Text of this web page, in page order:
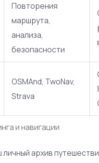
и навигации
Повторения
маршрута,
анализа,
безопасности
OSMAnd, TwoNav,
Strava
личный архив